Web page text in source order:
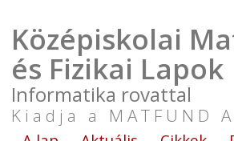
Középiskolai
és Fizikai Lapok
Informatika rovattal
Kiadja a MATFUND